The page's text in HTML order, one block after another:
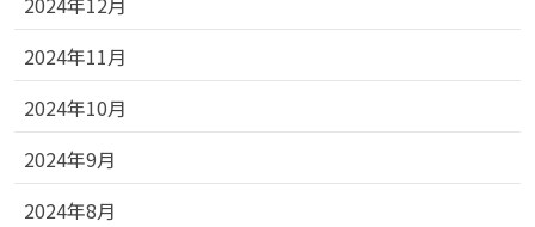
2024年11月
2024年10月
2024年9月
2024年8月